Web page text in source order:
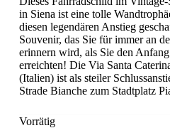
in Siena ist eine tolle
diesen legendären Anstieg
Souvenir, das Sie für immer an
erinnern wird, als Sie den
erreichten! Die Via Santa
(Italien) ist als steiler
Strade Bianche zum Stadtplatz
Vorrätig